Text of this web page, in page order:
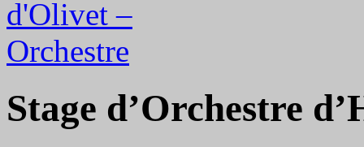
Stage d’Orchestre